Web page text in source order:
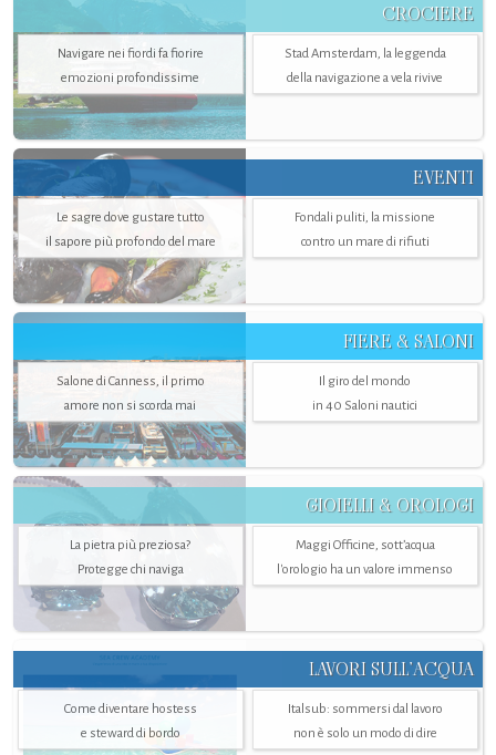
CROCIERE
Navigare nei fiordi fa fiorire
emozioni profondissime
Stad Amsterdam, la leggenda
della navigazione a vela rivive
EVENTI
Le sagre dove gustare tutto
il sapore più profondo del mare
Fondali puliti, la missione
contro un mare di rifiuti
FIERE & SALONI
Salone di Canness, il primo
amore non si scorda mai
Il giro del mondo
in 40 Saloni nautici
GIOIELLI & OROLOGI
La pietra più preziosa?
Protegge chi naviga
Maggi Officine, sott’acqua
l'orologio ha un valore immenso
LAVORI SULL’ACQUA
Come diventare hostess
e steward di bordo
Italsub: sommersi dal lavoro
non è solo un modo di dire